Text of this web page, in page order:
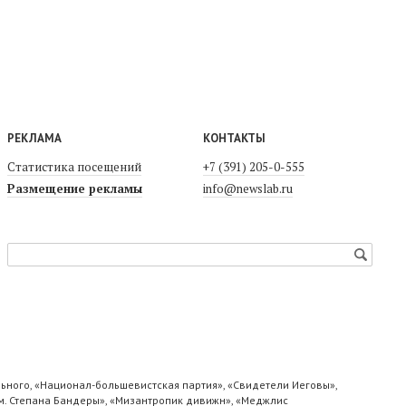
РЕКЛАМА
Статистика посещений
Размещение рекламы
КОНТАКТЫ
+7 (391) 205-0-555
info@newslab.ru
«Национал-большевистская партия», «Свидетели Иеговы»,
Степана Бандеры», «Мизантропик дивижн», «Меджлис